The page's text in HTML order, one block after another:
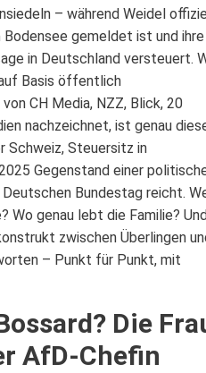
– während Weidel
gemeldet ist und ihre
in Deutschland versteuert.
Basis öffentlich
CH Media, NZZ, Blick, 20
nachzeichnet, ist genau
Schweiz, Steuersitz in
Gegenstand einer
Bundestag reicht.
Wo genau lebt die Familie?
zwischen Überlingen
– Punkt für Punkt, mit
Die
AfD-Chefin